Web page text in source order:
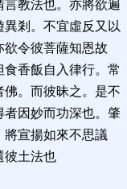
教法也。亦將欲遍
剎。不宜虛反又以
令彼菩薩知恩故
香飯自入律行。常
。而彼昧之。是不
者因妙而功深也。肇
將宣揚如來不思議
彼土法也